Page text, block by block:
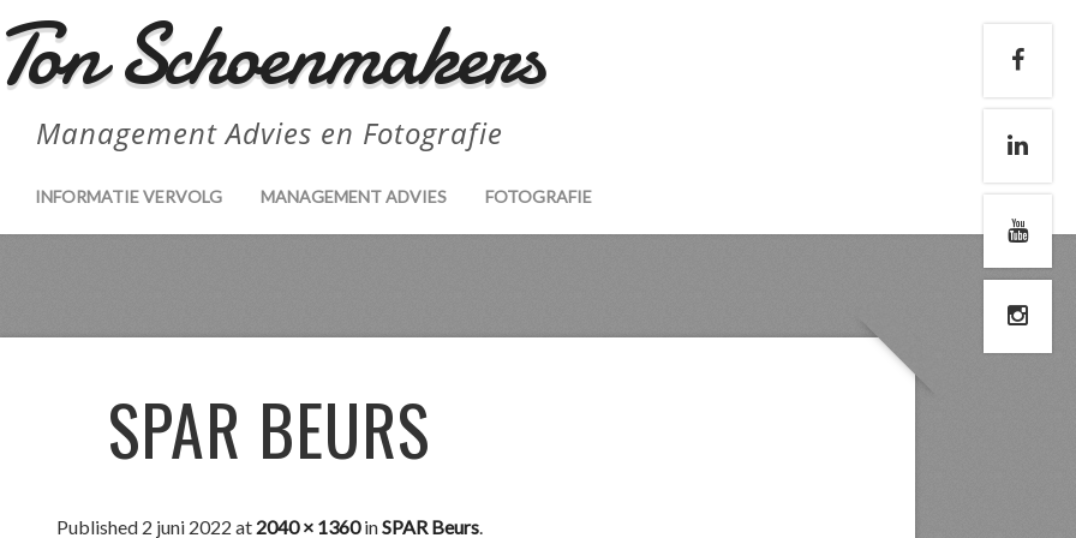
Schoenmakers
Management Advies en Fotografie
INFORMATIE VERVOLG MANAGEMENT ADVIES FOTOGRAFIE
SPAR BEURS
Published 2 juni 2022 at 2040 × 1360inSPAR Beurs.